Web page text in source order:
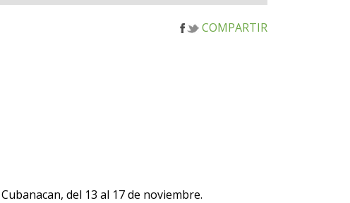
COMPARTIR
del 13 al 17 de noviembre.